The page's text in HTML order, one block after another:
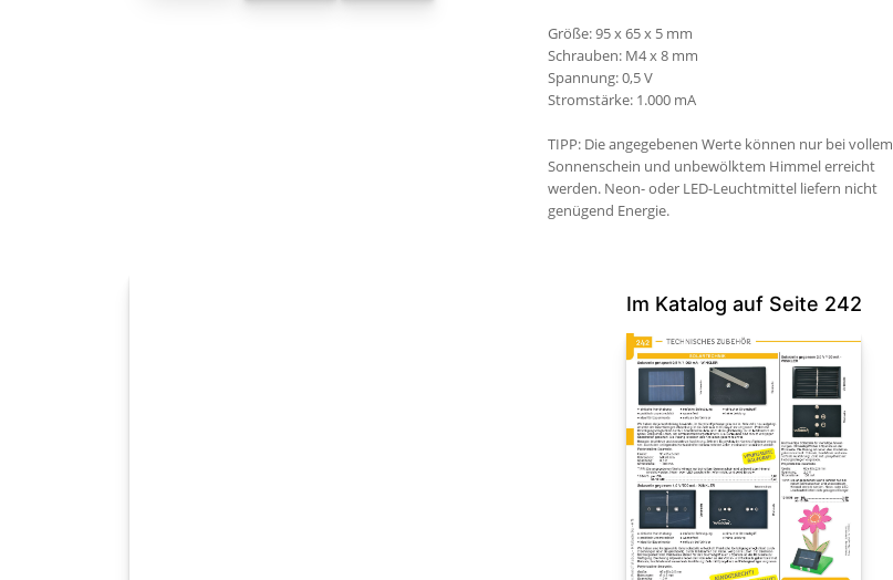
Größe: 95 x 65 x 5 mm
Schrauben: M4 x 8 mm
Spannung: 0,5 V
Stromstärke: 1.000 mA
TIPP: Die angegebenen Werte können nur bei vollem
Sonnenschein und unbewölktem Himmel erreicht
werden. Neon- oder LED-Leuchtmittel liefern nicht
genügend Energie.
Im Katalog auf Seite 242